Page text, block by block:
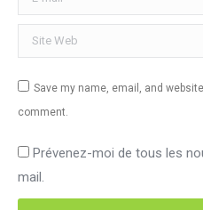
Site Web
Save my name, email, and
comment.
Prévenez-moi de tous les
mail.